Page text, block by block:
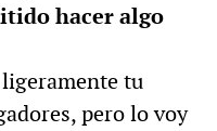
hacer algo
tu
pero lo voy